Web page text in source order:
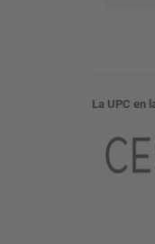
La UPC en